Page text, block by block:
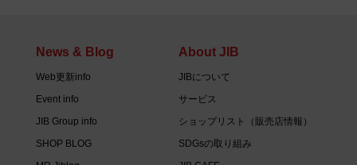
News & Blog
Web更新info
Event info
JIB Group info
SHOP BLOG
About JIB
JIBについて
サービス
ショップリスト（販売店情報）
SDGsの取り組み